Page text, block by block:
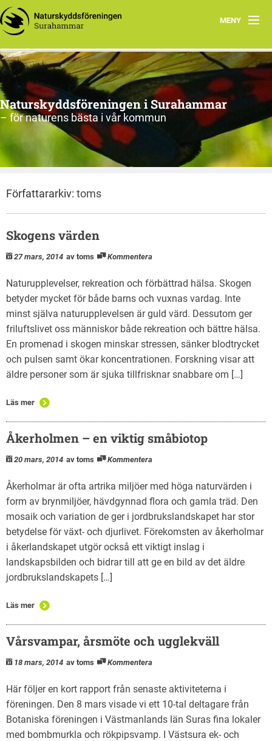
MENY
Hem
Om oss
Aktiviteter
Arkiv
Naturskyddsföreningen i Surahammar
– för naturens bästa i vår kommun
Författararkiv: toms
Skogens värden
27 mars, 2014 av toms Kommentera
Naturupplevelser, rekreation och förbättrad hälsa. Skogen
betyder mycket för både barns och vuxnas vardag. Inte
minst själva naturupplevelsen är guld värd. Dessutom ger
friluftslivet oss människor både rekreation och bättre hälsa.
En promenad i skogen minskar stressen, sänker blodtrycket
och pulsen samt ökar koncentrationen. Forskning visar att
äldre personer som är sjuka tillfrisknar snabbare om […]
Läs mer
Åkerholmen – en viktig småbiotop
20 mars, 2014 av toms Kommentera
Åkerholmar är ofta artrika miljöer med höga naturvärden i
form av brynmiljöer, hävdgynnad flora och gamla träd. Den
mosaik och variation de ger i jordbrukslandskapet har stor
betydelse för växt- och djurlivet. Förekomsten av åkerholmar
i åkerlandskapet utgör också ett viktigt inslag i
landskapsbilden och bidrar till att ge en bild av det äldre
jordbrukslandskapets […]
Läs mer
Vårsvampar, årsmöte och ugglekväll
18 mars, 2014 av toms Kommentera
Här följer en kort rapport från senaste aktiviteterna i
föreningen. Den 8 mars visade vi ett 10-tal deltagare från
Botaniska föreningen i Västmanlands län Suras fina lokaler
med bombmurkla och rökpipsvamp. I Västsura ek- och